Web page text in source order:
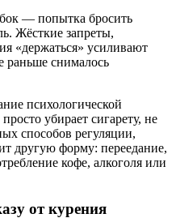
— попытка бросить
Жёсткие запреты,
«держаться» усиливают
раньше снималось
психологической
убирает сигарету, не
способов регуляции,
другую форму: переедание,
кофе, алкоголя или
от курения